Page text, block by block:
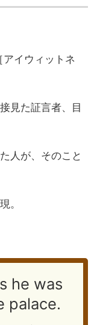
アイウィットネ
見た証言者、目
人が、そのこと
。
he was
palace.